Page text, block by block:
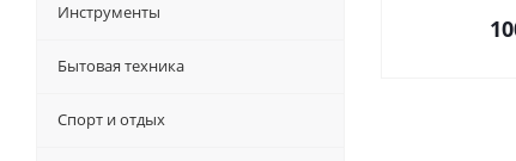
Инструменты
Бытовая техника
Спорт и отдых